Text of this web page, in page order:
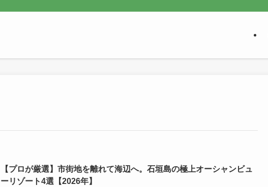
【プロが厳選】市街地を離れて海辺へ。石垣島の極上オーシャンビュ
ーリゾート4選【2026年】